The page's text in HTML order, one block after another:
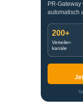
PR-
automatisch
200+
Verteiler-
kanäle
by